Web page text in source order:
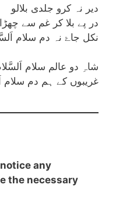
دیر نہ کرو جلدی بلالو
در پے بلا کر غم سے
نکل جاۓ نہ دم سلام
شاہِ دو عالم سلام
غریبوں کے ہم دم سلام
any
the necessary